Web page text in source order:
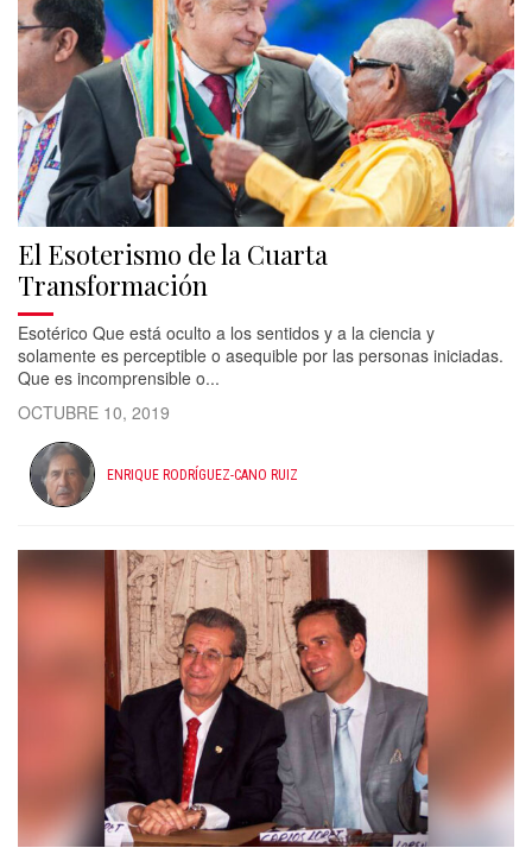
El Esoterismo de la Cuarta
Transformación
Esotérico Que está oculto a los sentidos y a la ciencia y
solamente es perceptible o asequible por las personas iniciadas.
Que es incomprensible o...
OCTUBRE 10, 2019
ENRIQUE RODRÍGUEZ-CANO RUIZ